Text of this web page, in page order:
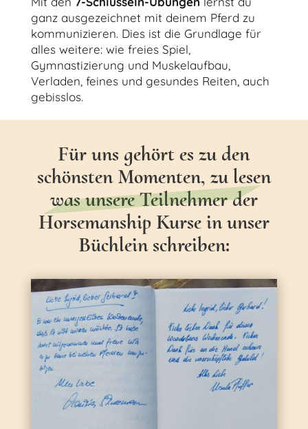
ganz ausgezeichnet mit deinem Pferd zu
kommunizieren. Dies ist die Grundlage für
alles weitere: wie freies Spiel,
Gymnastizierung und Muskelaufbau,
Verladen, feines und gesundes Reiten, auch
gebisslos.
Für uns gehört es zu den
schönsten Momenten, zu lesen
was unsere Teilnehmer der
Horsemanship Kurse in unser
Büchlein schreiben:
Für uns gehört es zu den schönsten Momenten, zu lesen was unsere Teilnehmerinnen in unser Büchlein schreiben